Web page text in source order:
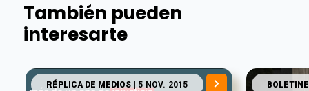
También pueden
interesarte
RÉPLICA DE MEDIOS | 5 NOV. 2015